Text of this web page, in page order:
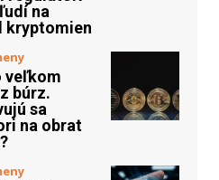
na
kryptomien
veľkom
búrz.
sa
na obrat